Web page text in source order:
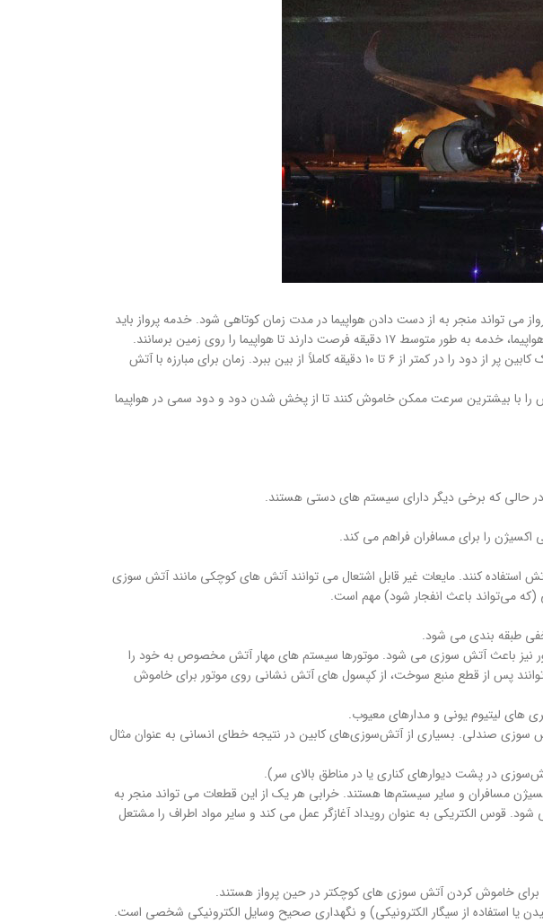
تواند منجر به از دست دادن هواپیما در مدت زمان کوتاهی شود. خدمه پرواز باید
تحقیقات همچنین نشان می‌دهد که یک آتش‌سوزی بدون محدودیت می‌تواند هواپیما را در کمتر از ۲۰ دقیقه نابود کند. آتش می تواند یک کابین پر از دود را در کمتر از ۶ تا ۱۰ دقیقه کاملاً از بین ببرد. زمان برای مبارزه با آتش
با بیشترین سرعت ممکن خاموش کنند تا از پخش شدن دود و دود سمی در هواپیما
حالی که برخی دیگر دارای سیستم های دستی هستند.
را برای مسافران فراهم می کند.
استفاده کنند. مایعات غیر قابل اشتعال می توانند آتش های کوچکی مانند آتش سوزی
(که می‌تواند باعث انفجار شود) مهم است.
طبقه بندی می شود.
نیز باعث آتش سوزی می شود. موتورها سیستم های مهار آتش مخصوص به خود را
پس از قطع منبع سوخت، از کپسول های آتش نشانی روی موتور برای خاموش
های لیتیوم یونی و مدارهای معیوب.
صندلی. بسیاری از آتش‌سوزی‌های کابین در نتیجه خطای انسانی به عنوان مثال
در پشت دیوارهای کناری یا در مناطق بالای سر).
مسافران و سایر سیستم‌ها هستند. خرابی هر یک از این قطعات می تواند منجر به
قوس الکتریکی به عنوان رویداد آغازگر عمل می کند و سایر مواد اطراف را مشتعل
برای خاموش کردن آتش سوزی های کوچکتر در حین پرواز هستند.
یا استفاده از سیگار الکترونیکی) و نگهداری صحیح وسایل الکترونیکی شخصی است.